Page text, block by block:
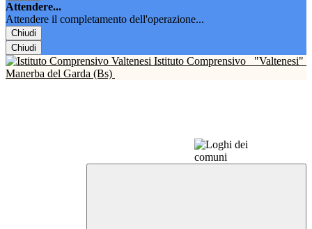
Attendere...
Attendere il completamento dell'operazione...
Chiudi
Chiudi
Istituto Comprensivo
"Valtenesi"
Manerba del Garda (Bs)